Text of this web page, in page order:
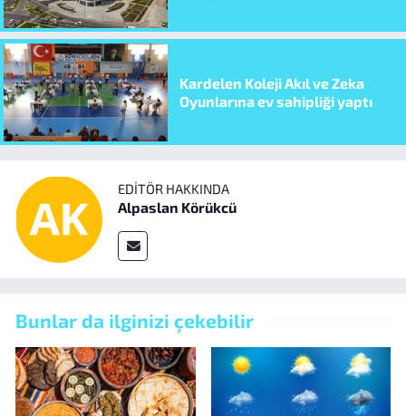
Kardelen Koleji Akıl ve Zeka
Oyunlarına ev sahipliği yaptı
EDITÖR HAKKINDA
Alpaslan Körükcü
Bunlar da ilginizi çekebilir